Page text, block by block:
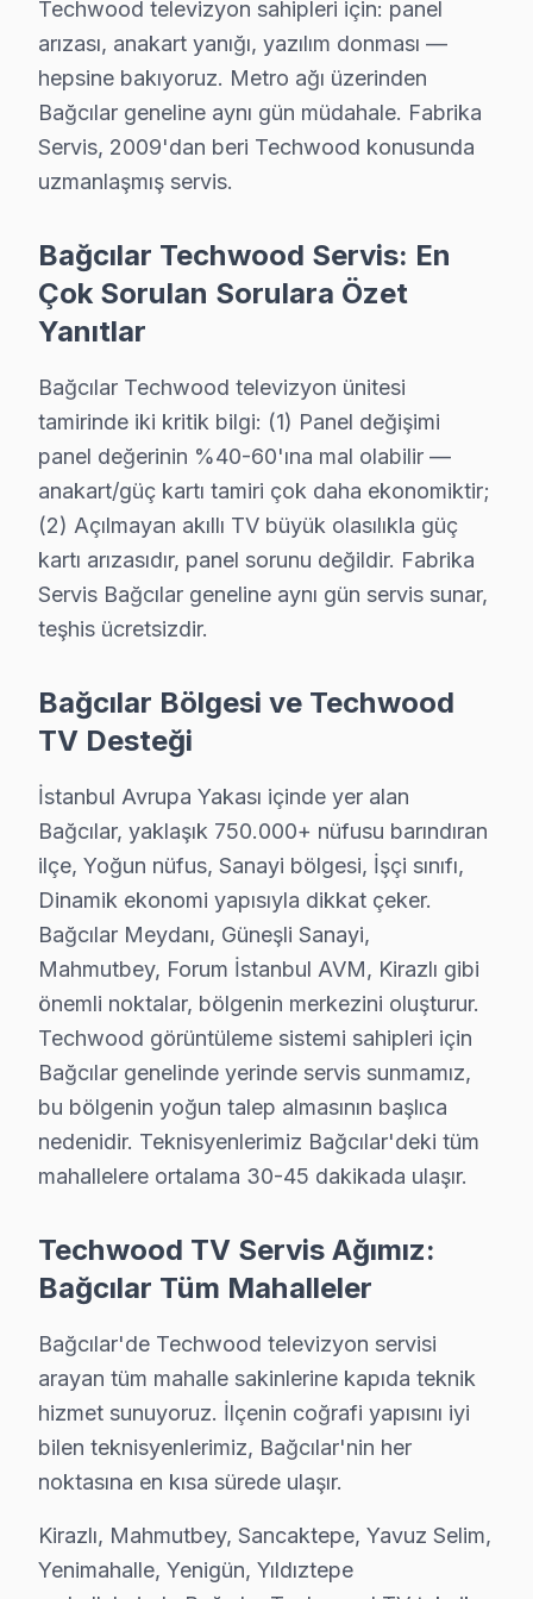
Yenimahalle semtindeki Techwood TV sorunları için
Techwood Servis Merkezi →
Yenigün Techwood Servis
Yenigün'deki Techwood TV kullanıcılarına ikinci el cihaz
Bağcılar TV Servis Merkezi →
Techwood TV'de T-Con kart arızası Yıldıztepe
Yıldıztepe Techwood Açılmıyor Arıza →
Bağcılar Techwood TV Servis Hizmet Bölgesi
Bağcılar bölgesine kapıya gelen Techwood TV tamir servisi
Techwood Uzman Teknisyen Ekibi — Bağcılar
Emre K. — Techwood Servis Uzmanı
15 yıllık Techwood TV tamir deneyimi. Bağcılar ve çevre
· Techwood fabrika servis sertifikası
· Orijinal ve OEM yedek parça tedarikçisi
· 2010'dan günümüze tüm Techwood modelleri
· Bağcılar'de625+Techwood TV tamiri
· Ortalama tamir süresi:2–3 iş günü
Bu sayfayla ilgili hizmet sayfaları:
↑ Techwood Servis Ana Sayfası
Techwood televizyon sahipleri için: panel
arızası, anakart yanığı, yazılım donması —
hepsine bakıyoruz. Metro ağı üzerinden
Bağcılar geneline aynı gün müdahale. Fabrika
Servis, 2009'dan beri Techwood konusunda
uzmanlaşmış servis.
Bağcılar Techwood Servis: En
Çok Sorulan Sorulara Özet
Yanıtlar
Bağcılar Techwood televizyon ünitesi
tamirinde iki kritik bilgi: (1) Panel değişimi
panel değerinin %40-60'ına mal olabilir —
anakart/güç kartı tamiri çok daha ekonomiktir;
(2) Açılmayan akıllı TV büyük olasılıkla güç
kartı arızasıdır, panel sorunu değildir. Fabrika
Servis Bağcılar geneline aynı gün servis sunar,
teşhis ücretsizdir.
Bağcılar Bölgesi ve Techwood
TV Desteği
İstanbul Avrupa Yakası içinde yer alan
Bağcılar, yaklaşık 750.000+ nüfusu barındıran
ilçe, Yoğun nüfus, Sanayi bölgesi, İşçi sınıfı,
Dinamik ekonomi yapısıyla dikkat çeker.
Bağcılar Meydanı, Güneşli Sanayi,
Mahmutbey, Forum İstanbul AVM, Kirazlı gibi
önemli noktalar, bölgenin merkezini oluşturur.
Techwood görüntüleme sistemi sahipleri için
Bağcılar genelinde yerinde servis sunmamız,
bu bölgenin yoğun talep almasının başlıca
nedenidir. Teknisyenlerimiz Bağcılar'deki tüm
mahallelere ortalama 30-45 dakikada ulaşır.
Techwood TV Servis Ağımız:
Bağcılar Tüm Mahalleler
Bağcılar'de Techwood televizyon servisi
arayan tüm mahalle sakinlerine kapıda teknik
hizmet sunuyoruz. İlçenin coğrafi yapısını iyi
bilen teknisyenlerimiz, Bağcılar'nin her
noktasına en kısa sürede ulaşır.
Kirazlı, Mahmutbey, Sancaktepe, Yavuz Selim,
Yenimahalle, Yenigün, Yıldıztepe